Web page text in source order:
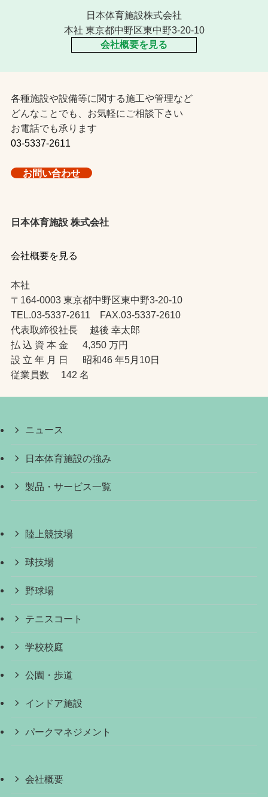
日本体育施設株式会社
本社 東京都中野区東中野3-20-10
会社概要を見る
各種施設や設備等に関する施工や管理など
どんなことでも、お気軽にご相談下さい
お電話でも承ります
03-5337-2611
お問い合わせ
日本体育施設 株式会社
会社概要を見る
本社
〒164-0003 東京都中野区東中野3-20-10
TEL.03-5337-2611 FAX.03-5337-2610
代表取締役社長 越後 幸太郎
払 込 資 本 金 4,350 万円
設 立 年 月 日 昭和46 年5月10日
従業員数 142 名
ニュース
日本体育施設の強み
製品・サービス一覧
陸上競技場
球技場
野球場
テニスコート
学校校庭
公園・歩道
インドア施設
パークマネジメント
会社概要